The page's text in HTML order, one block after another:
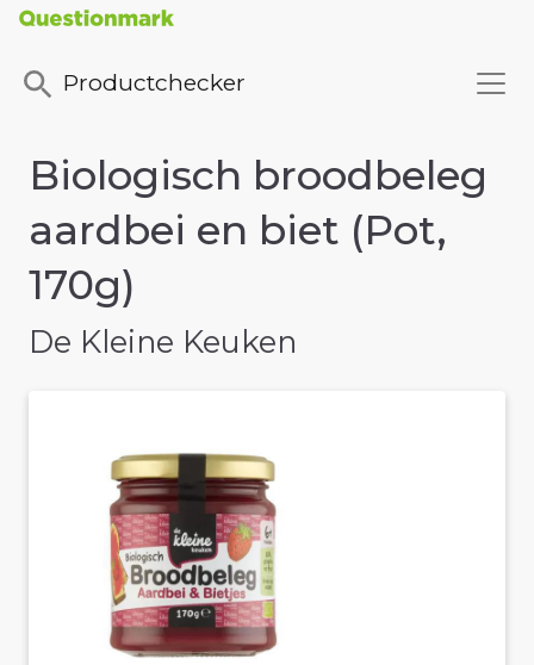
Productchecker
Biologisch broodbeleg
aardbei en biet (Pot,
170g)
De Kleine Keuken